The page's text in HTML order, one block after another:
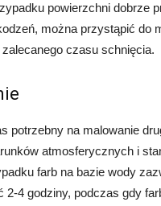
powierzchni dobrze
można przystąpić do
zalecanego czasu schnięcia.
potrzebny na malowanie
atmosferycznych i
farb na bazie wody
4 godziny, podczas gdy